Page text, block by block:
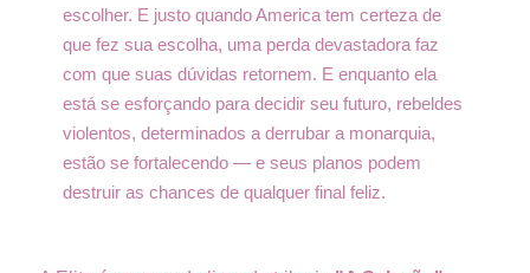
escolher. E justo quando America tem certeza de
que fez sua escolha, uma perda devastadora faz
com que suas dúvidas retornem. E enquanto ela
está se esforçando para decidir seu futuro, rebeldes
violentos, determinados a derrubar a monarquia,
estão se fortalecendo — e seus planos podem
destruir as chances de qualquer final feliz.